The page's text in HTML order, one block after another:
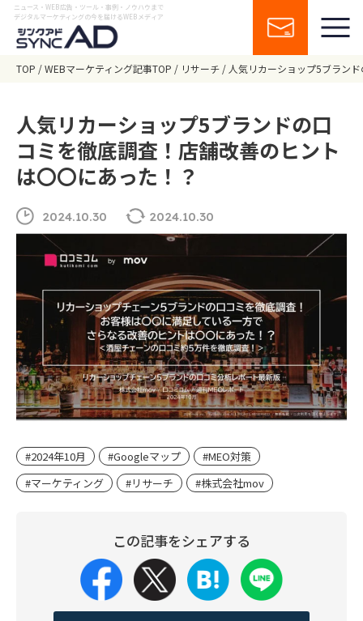
ニュース・WEB広告・ツール・事例・ノウハウまで
デジタルマーケティングの今を届けるWEBメディア
TOP WEBマーケティング記事TOP リサーチ 人気リカーショップ5ブラン
人気リカーショップ5ブランドの口
コミを徹底調査！店舗改善のヒント
は〇〇にあった！？
2024.10.30 2024.10.30
#2024年10月 #Googleマップ
#MEO対策
#マーケティング
#リサーチ #株式会社mov
この記事をシェアする